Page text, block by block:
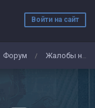
Войти на сайт
Форум / Жалобы на админов/игроков